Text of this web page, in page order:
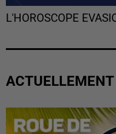
L'HOROSCOPE